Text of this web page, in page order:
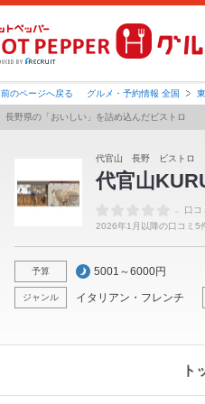
前のページへ戻る グルメ・予約情報 全国
長野県の「おいしい」を詰め込んだビストロ
代官山 長野 ビストロ
代官山
口コ
2026年1月以降の口コミ5
予算 5001～6000円
ジャンル イタリアン・フレンチ
ト